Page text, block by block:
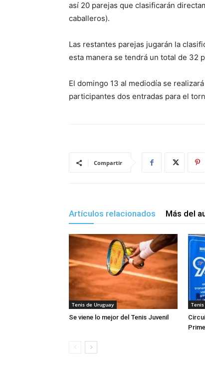
así 20 parejas que clasificarán
caballeros).
Las restantes parejas jugarán la
esta manera se tendrá un total de 32
El domingo 13 al mediodía se
participantes dos entradas para el
Compartir
Artículos relacionados Más del
Tenis de Uruguay
Se viene lo mejor del Tenis Juvenil